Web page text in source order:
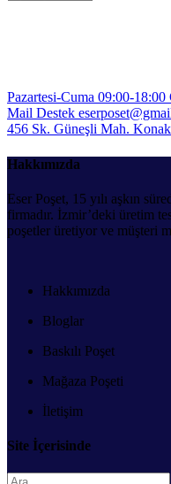
Pazartesi-Cuma 09:00-18:00
Mail Destek
456 Sk. Güneşli Mah.
Hakkımızda
Eser Poşet, 15 yılı aşkın
firmadır. İzmir’deki üretim
poşetler üretiyor ve müşteri
Hakkımızda
Bloglar
Baskılı Poşet
Mağaza Poşeti
İletişim
Site İçerisinde
Arama: